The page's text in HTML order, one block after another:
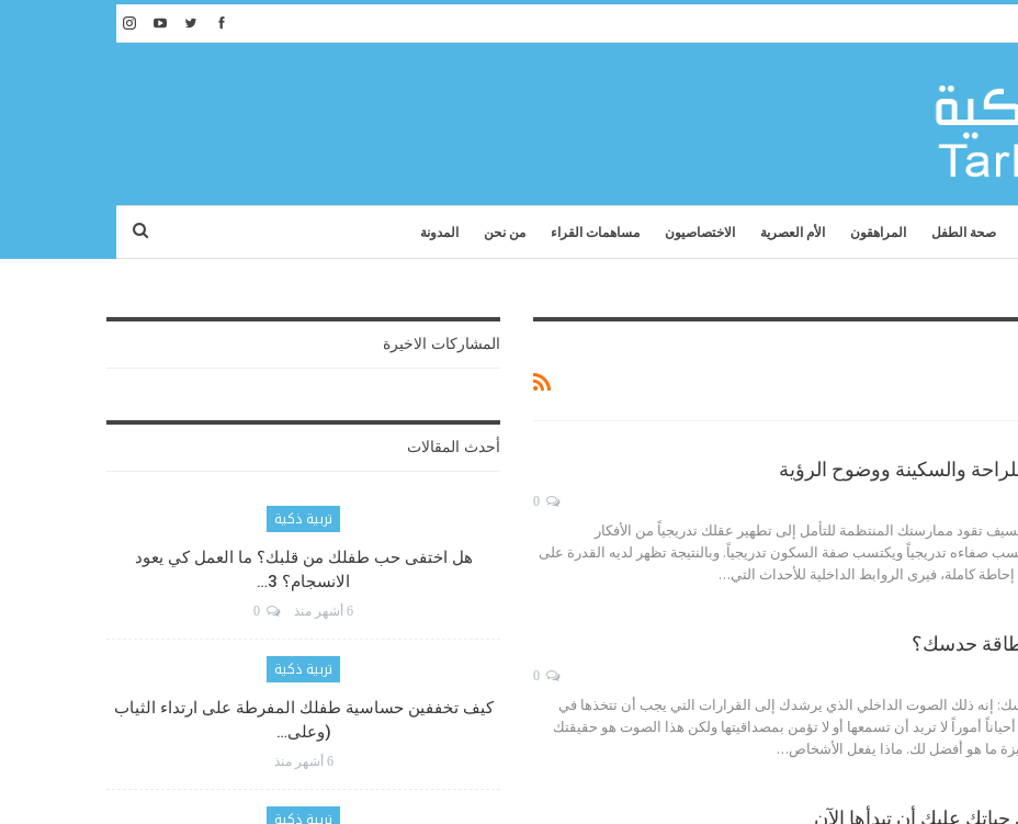
صحة الطفل المراهقون الأم العصرية الاختصاصيون مساهمات القراء من نحن المدونة
والسكينة ووضوح الرؤية
تقود ممارستك المنتظمة للتأمل إلى تطهير عقلك تدريجياً من الأفكار
صفاءه تدريجياً ويكتسب صفة السكون تدريجياً. وبالنتيجة تظهر لديه القدرة على
إحاطة كاملة، فيرى الروابط الداخلية للأحداث التي…
حدسك؟
إنه ذلك الصوت الداخلي الذي يرشدك إلى القرارات التي يجب أن تتخذها في
أموراً لا تريد أن تسمعها أو لا تؤمن بمصداقيتها ولكن هذا الصوت هو حقيقتك
ما هو أفضل لك. ماذا يفعل الأشخاص…
المشاركات الاخيرة
أحدث المقالات
تربية ذكية
هل اختفى حب طفلك من قلبك؟ ما العمل كي يعود
الانسجام؟ 3…
6 أشهر منذ
تربية ذكية
كيف تخففين حساسية طفلك المفرطة على ارتداء الثياب
(وعلى…
6 أشهر منذ